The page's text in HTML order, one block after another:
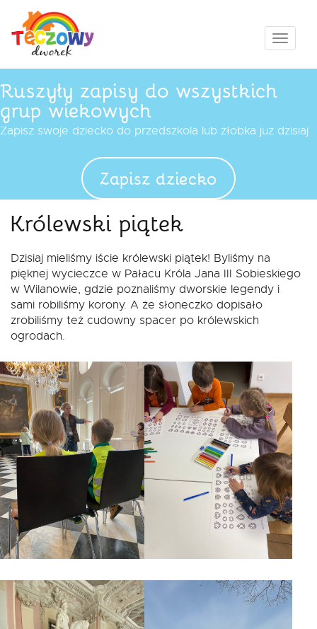
Przejdź
treści
Pokaż
Ruszyły zapisy do wszystkich
grup wiekowych
Zapisz swoje dziecko do przedszkola lub żłobka już dzisiaj
Zapisz dziecko
Królewski piątek
Dzisiaj mieliśmy iście królewski piątek! Byliśmy na
pięknej wycieczce w Pałacu Króla Jana III Sobieskiego
w Wilanowie, gdzie poznaliśmy dworskie legendy i
sami robiliśmy korony. A że słoneczko dopisało
zrobiliśmy też cudowny spacer po królewskich
ogrodach.